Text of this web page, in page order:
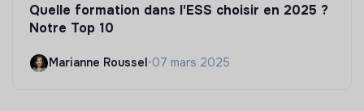
Quelle formation dans l'ESS choisir en 2025 ?
Notre Top 10
Marianne Roussel •07 mars 2025